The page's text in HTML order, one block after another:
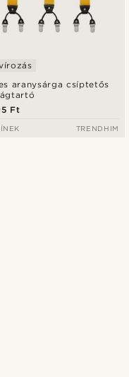
aranysárga csíptetős
Ft
TRENDHIM